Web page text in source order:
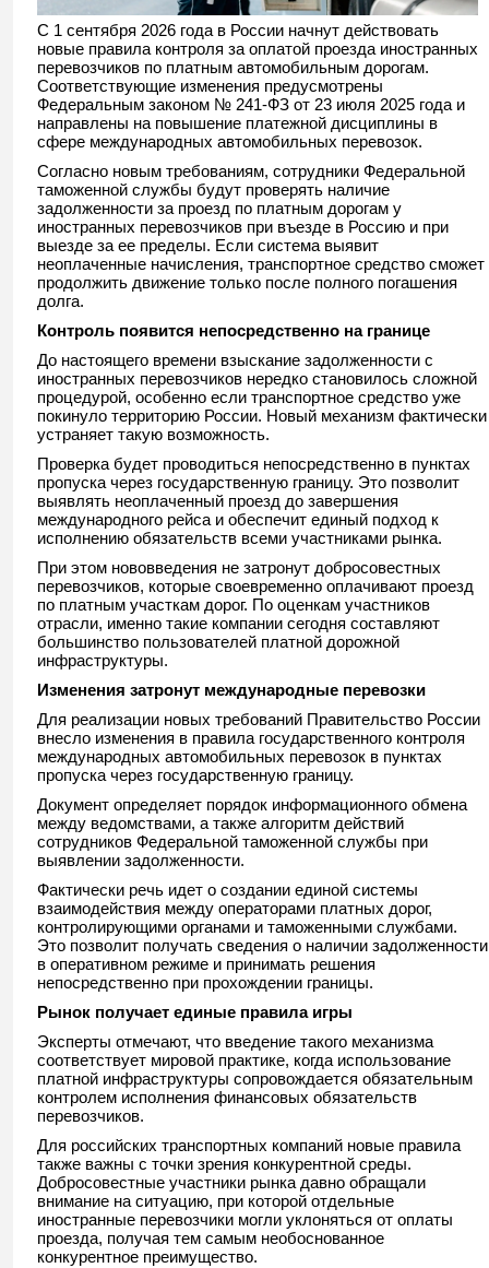
С 1 сентября 2026 года в России начнут действовать
новые правила контроля за оплатой проезда иностранных
перевозчиков по платным автомобильным дорогам.
Соответствующие изменения предусмотрены
Федеральным законом № 241-ФЗ от 23 июля 2025 года и
направлены на повышение платежной дисциплины в
сфере международных автомобильных перевозок.
Согласно новым требованиям, сотрудники Федеральной
таможенной службы будут проверять наличие
задолженности за проезд по платным дорогам у
иностранных перевозчиков при въезде в Россию и при
выезде за ее пределы. Если система выявит
неоплаченные начисления, транспортное средство сможет
продолжить движение только после полного погашения
долга.
Контроль появится непосредственно на границе
До настоящего времени взыскание задолженности с
иностранных перевозчиков нередко становилось сложной
процедурой, особенно если транспортное средство уже
покинуло территорию России. Новый механизм фактически
устраняет такую возможность.
Проверка будет проводиться непосредственно в пунктах
пропуска через государственную границу. Это позволит
выявлять неоплаченный проезд до завершения
международного рейса и обеспечит единый подход к
исполнению обязательств всеми участниками рынка.
При этом нововведения не затронут добросовестных
перевозчиков, которые своевременно оплачивают проезд
по платным участкам дорог. По оценкам участников
отрасли, именно такие компании сегодня составляют
большинство пользователей платной дорожной
инфраструктуры.
Изменения затронут международные перевозки
Для реализации новых требований Правительство России
внесло изменения в правила государственного контроля
международных автомобильных перевозок в пунктах
пропуска через государственную границу.
Документ определяет порядок информационного обмена
между ведомствами, а также алгоритм действий
сотрудников Федеральной таможенной службы при
выявлении задолженности.
Фактически речь идет о создании единой системы
взаимодействия между операторами платных дорог,
контролирующими органами и таможенными службами.
Это позволит получать сведения о наличии задолженности
в оперативном режиме и принимать решения
непосредственно при прохождении границы.
Рынок получает единые правила игры
Эксперты отмечают, что введение такого механизма
соответствует мировой практике, когда использование
платной инфраструктуры сопровождается обязательным
контролем исполнения финансовых обязательств
перевозчиков.
Для российских транспортных компаний новые правила
также важны с точки зрения конкурентной среды.
Добросовестные участники рынка давно обращали
внимание на ситуацию, при которой отдельные
иностранные перевозчики могли уклоняться от оплаты
проезда, получая тем самым необоснованное
конкурентное преимущество.